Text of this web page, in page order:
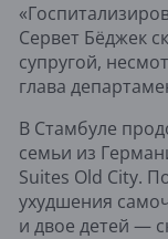
Сервет Бёджек
супругой,
глава
В Стамбуле
семьи из
Suites Old City.
ухудшения
и двое детей —